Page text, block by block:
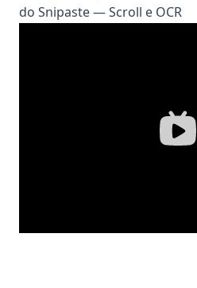
do Snipaste — Scroll e OCR